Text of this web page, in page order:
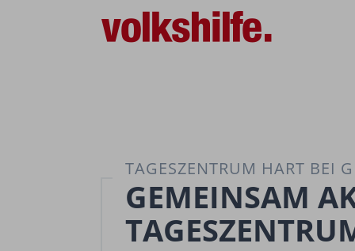
TAGESZENTRUM HART BEI
GEMEINSAM